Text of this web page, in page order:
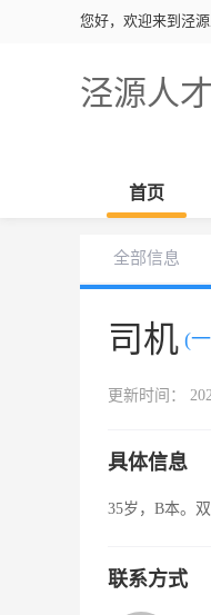
您好，欢迎来到泾源
泾源人
首页
全部信息
司机 (
更新时间：
具体信息
35岁，B本。
联系方式